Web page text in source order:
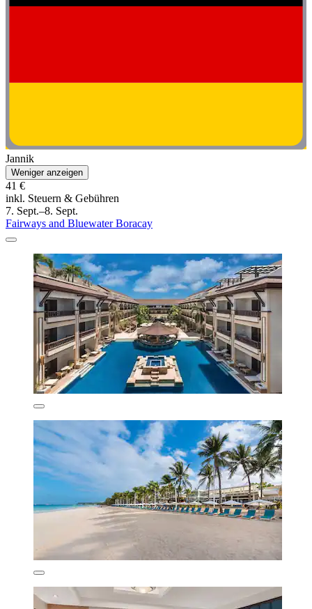
Jannik
Weniger anzeigen
41 €
inkl. Steuern & Gebühren
7. Sept.–8. Sept.
Fairways and Bluewater Boracay